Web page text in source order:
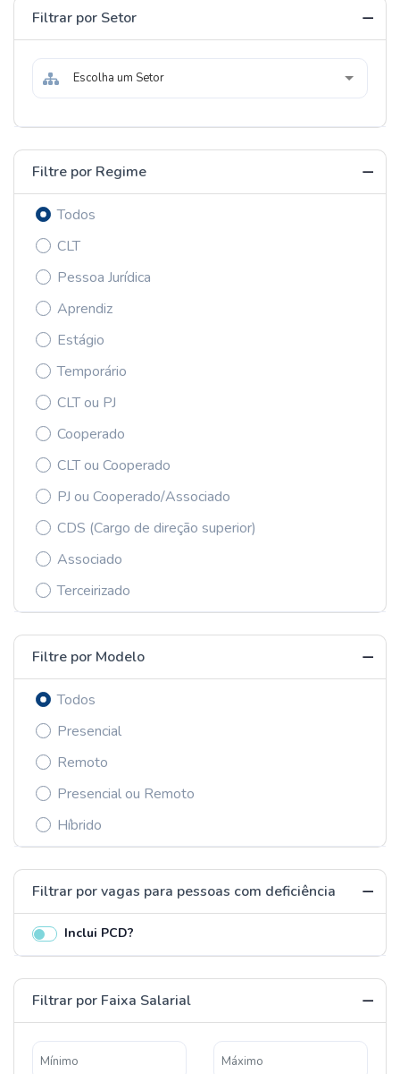
Filtrar por Setor
Escolha um Setor
Filtre por Regime
Todos
CLT
Pessoa Jurídica
Aprendiz
Estágio
Temporário
CLT ou PJ
Cooperado
CLT ou Cooperado
PJ ou Cooperado/Associado
CDS (Cargo de direção superior)
Associado
Terceirizado
Filtre por Modelo
Todos
Presencial
Remoto
Presencial ou Remoto
Híbrido
Filtrar por vagas para pessoas com deficiência
Inclui PCD?
Filtrar por Faixa Salarial